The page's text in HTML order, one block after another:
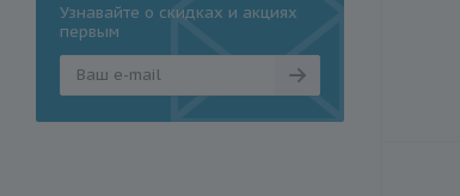
Узнавайте о скидках и акциях
первым